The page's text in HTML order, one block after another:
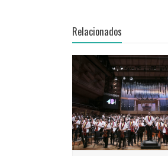
Relacionados